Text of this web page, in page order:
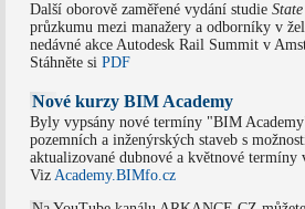
Další oborově zaměřené vydání studie
průzkumu mezi manažery a odborníky v
nedávné akce Autodesk Rail Summit v
Stáhněte si PDF
Nové kurzy BIM Academy
Byly vypsány nové termíny "BIM
pozemních a inženýrských staveb s
aktualizované dubnové a květnové termíny
Viz Academy.BIMfo.cz